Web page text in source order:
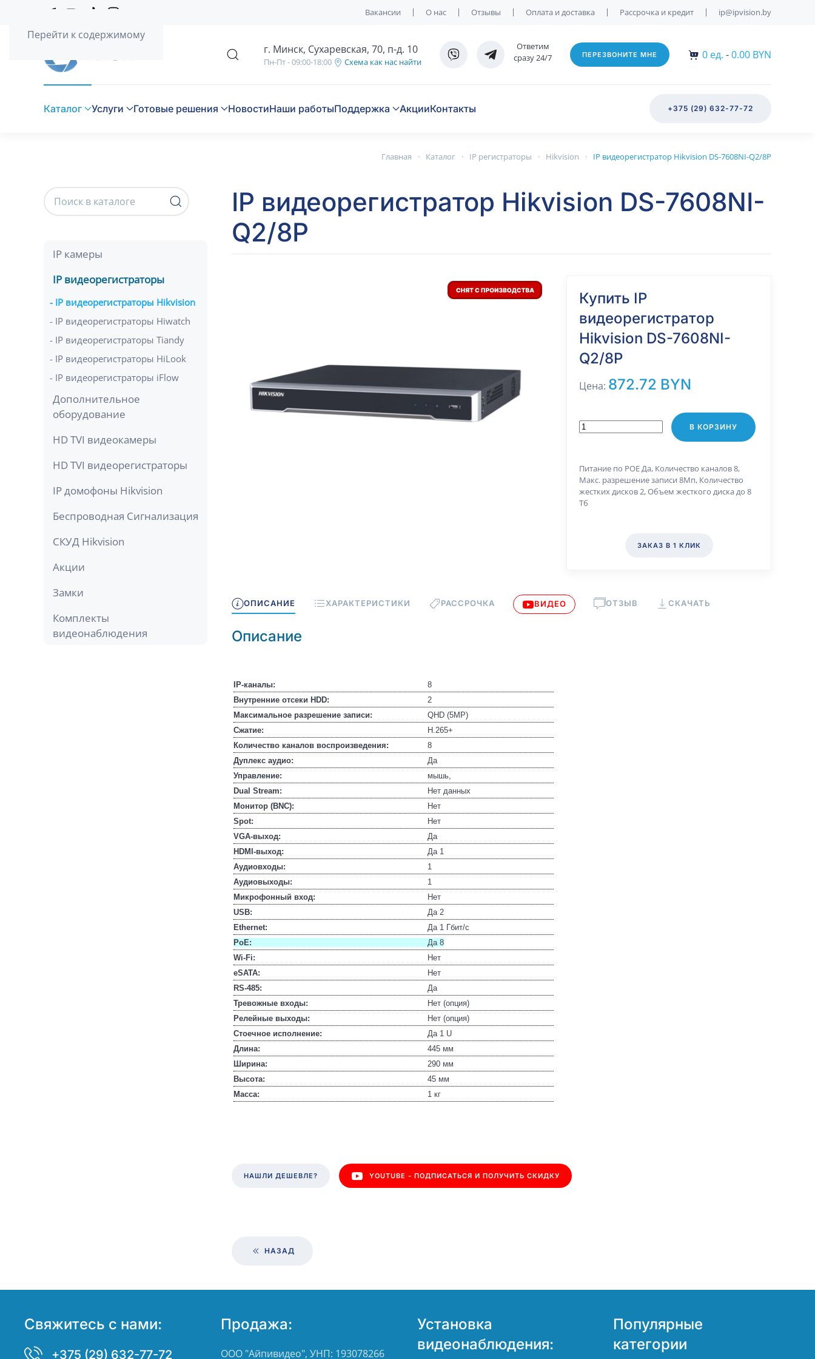
Перейти к содержимому
Вакансии О нас Отзывы Оплата и доставка Рассрочка и кредит ip@ipvision.by
г. Минск, Сухаревская, 70, п-д. 10
Пн-Пт - 09:00-18:00 Схема как нас найти
Ответим
сразу 24/7
ПЕРЕЗВОНИТЕ МНЕ 0 ед. -0.00 BYN
Каталог Услуги Готовые решения НовостиНаши работыПоддержка АкцииКонтакты +375 (29) 632-77-72
Главная Каталог IP регистраторы Hikvision IP видеорегистратор Hikvision DS-7608NI-Q2/8P
IP камеры
IP видеорегистраторы
IP видеорегистраторы Hikvision
IP видеорегистраторы Hiwatch
IP видеорегистраторы Tiandy
IP видеорегистраторы HiLook
IP видеорегистраторы iFlow
Дополнительное
оборудование
HD TVI видеокамеры
HD TVI видеорегистраторы
IP домофоны Hikvision
Беспроводная Сигнализация
СКУД Hikvision
Акции
Замки
Комплекты
видеонаблюдения
IP видеорегистратор Hikvision DS-7608NI-
Q2/8P
Купить IP
видеорегистратор
Hikvision DS-7608NI-
Q2/8P
Цена: 872.72 BYN
В КОРЗИНУ
Питание по РОЕ Да, Количество каналов 8,
Макс. разрешение записи 8Мп, Количество
жестких дисков 2, Объем жесткого диска до 8
Тб
ЗАКАЗ В 1 КЛИК
ОПИСАНИЕ ХАРАКТЕРИСТИКИ РАССРОЧКА ВИДЕО ОТЗЫВ СКАЧАТЬ
Описание
IP-каналы:
8
Внутренние отсеки HDD:
2
Максимальное разрешение записи:
QHD (5MP)
Сжатие:
H.265+
Количество каналов воспроизведения:
8
Дуплекс аудио:
Да
Управление:
мышь,
Dual Stream:
Нет данных
Монитор (BNC):
Нет
Spot:
Нет
VGA-выход:
Да
HDMI-выход:
Да 1
Аудиовходы:
1
Аудиовыходы:
1
Микрофонный вход:
Нет
USB:
Да 2
Ethernet:
Да 1 Гбит/с
PoE:
Да 8
Wi-Fi:
Нет
eSATA:
Нет
RS-485:
Да
Тревожные входы:
Нет (опция)
Релейные выходы:
Нет (опция)
Стоечное исполнение:
Да 1 U
Длина:
445 мм
Ширина:
290 мм
Высота:
45 мм
Масса:
1 кг
НАШЛИ ДЕШЕВЛЕ? YOUTUBE - ПОДПИСАТЬСЯ И ПОЛУЧИТЬ СКИДКУ
НАЗАД
Свяжитесь с нами:
+375 (29) 632-77-72
Продажа:
ООО "Айпивидео", УНП: 193078266
Установка
видеонаблюдения:
Популярные
категории